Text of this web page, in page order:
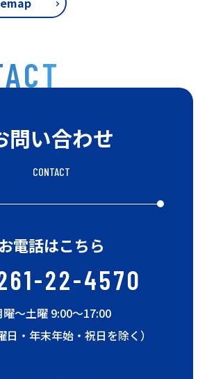
問い合わせ
CONTACT
お電話はこちら
22-4570
曜〜土曜 9:00〜17:00
日・年末年始・祝日を除く）